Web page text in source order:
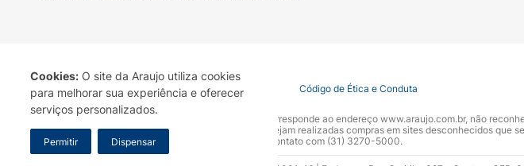
Cookies: O site da Araujo utiliza cookies
para melhorar sua experiência e oferecer
serviços personalizados.
Permitir Dispensar
Termo de Uso Portal da Privacidade Covid-19 Código de Ética e Conduta
A Drogaria Araujo S/A informa que o seu site oficial corresponde ao endereço www.araujo.com.br, não
marca. Para sua segurança recomendamos que não sejam realizadas compras em sites desconhecidos que
Araujo S.A. Em caso de dúvidas, gentileza entrar em contato com (31) 3270-5000.